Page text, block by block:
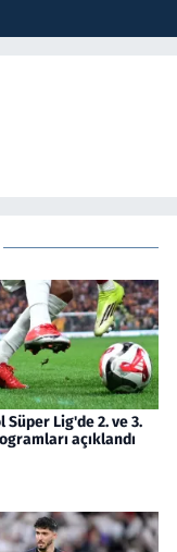
Süper Lig'de 2. ve 3.
açıklandı